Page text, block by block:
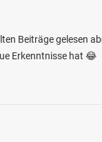
Beiträge gelesen
Erkenntnisse hat 😂